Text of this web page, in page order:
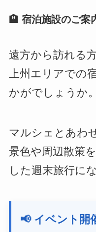
🏨 宿泊施設のご案
遠方から訪れる
上州エリアでの
かがでしょうか。
マルシェとあわ
景色や周辺散策
した週末旅行に
📢 イベント開